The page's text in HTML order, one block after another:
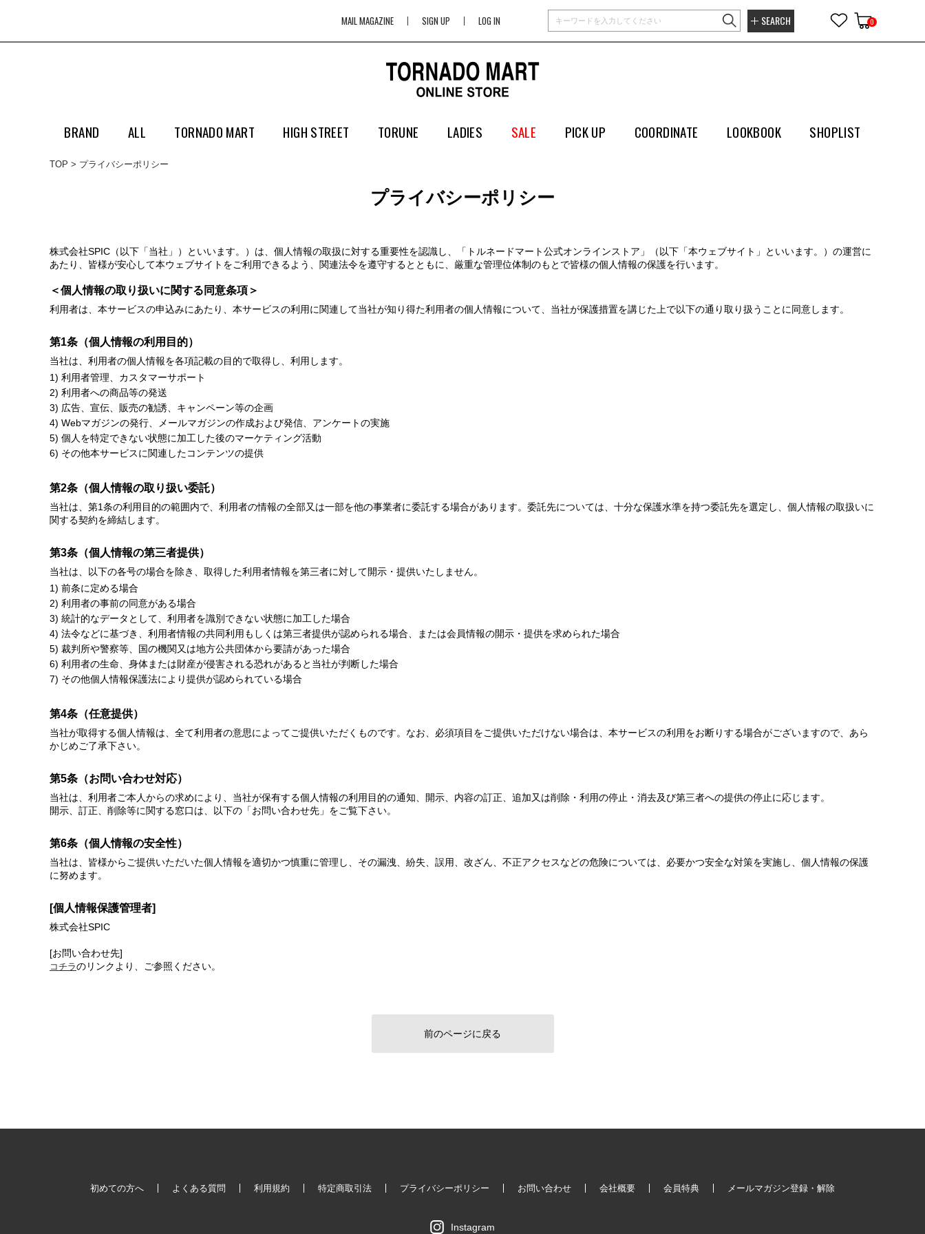
MAIL MAGAZINE SIGN UP LOG IN SEARCH 0
BRAND ALL TORNADO MART HIGH STREET TORUNE LADIES SALE PICK UP COORDINATE LOOKBOOK SHOPLIST
TOP プライバシーポリシー
プライバシーポリシー
株式会社SPIC（以下「当社」）といいます。）は、個人情報の取扱に対する重要性を認識し、「トルネードマート公式オンラインストア」（以下「本ウェブサイト」といいます。）の運営に
あたり、皆様が安心して本ウェブサイトをご利用できるよう、関連法令を遵守するとともに、厳重な管理位体制のもとで皆様の個人情報の保護を行います。
＜個人情報の取り扱いに関する同意条項＞
利用者は、本サービスの申込みにあたり、本サービスの利用に関連して当社が知り得た利用者の個人情報について、当社が保護措置を講じた上で以下の通り取り扱うことに同意します。
第1条（個人情報の利用目的）
当社は、利用者の個人情報を各項記載の目的で取得し、利用します。
利用者管理、カスタマーサポート
利用者への商品等の発送
広告、宣伝、販売の勧誘、キャンペーン等の企画
Webマガジンの発行、メールマガジンの作成および発信、アンケートの実施
個人を特定できない状態に加工した後のマーケティング活動
その他本サービスに関連したコンテンツの提供
第2条（個人情報の取り扱い委託）
当社は、第1条の利用目的の範囲内で、利用者の情報の全部又は一部を他の事業者に委託する場合があります。委託先については、十分な保護水準を持つ委託先を選定し、個人情報の取扱いに
関する契約を締結します。
第3条（個人情報の第三者提供）
当社は、以下の各号の場合を除き、取得した利用者情報を第三者に対して開示・提供いたしません。
前条に定める場合
利用者の事前の同意がある場合
統計的なデータとして、利用者を識別できない状態に加工した場合
法令などに基づき、利用者情報の共同利用もしくは第三者提供が認められる場合、または会員情報の開示・提供を求められた場合
裁判所や警察等、国の機関又は地方公共団体から要請があった場合
利用者の生命、身体または財産が侵害される恐れがあると当社が判断した場合
その他個人情報保護法により提供が認められている場合
第4条（任意提供）
当社が取得する個人情報は、全て利用者の意思によってご提供いただくものです。なお、必須項目をご提供いただけない場合は、本サービスの利用をお断りする場合がございますので、あら
かじめご了承下さい。
第5条（お問い合わせ対応）
当社は、利用者ご本人からの求めにより、当社が保有する個人情報の利用目的の通知、開示、内容の訂正、追加又は削除・利用の停止・消去及び第三者への提供の停止に応じます。
開示、訂正、削除等に関する窓口は、以下の「お問い合わせ先」をご覧下さい。
第6条（個人情報の安全性）
当社は、皆様からご提供いただいた個人情報を適切かつ慎重に管理し、その漏洩、紛失、誤用、改ざん、不正アクセスなどの危険については、必要かつ安全な対策を実施し、個人情報の保護
に努めます。
[個人情報保護管理者]
株式会社SPIC
[お問い合わせ先]
コチラのリンクより、ご参照ください。
前のページに戻る
初めての方へ よくある質問 利用規約 特定商取引法 プライバシーポリシー お問い合わせ 会社概要 会員特典 メールマガジン登録・解除
Instagram